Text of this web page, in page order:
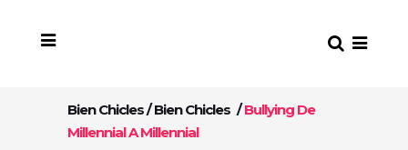
Bien Chicles/Bien Chicles /Bullying De
Millennial A Millennial